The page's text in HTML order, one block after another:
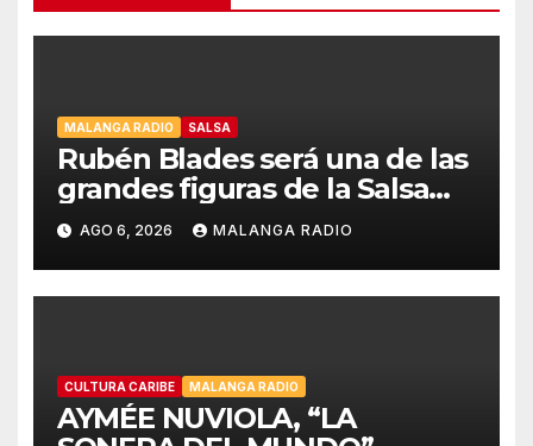
MALANGA RADIO SALSA
Rubén Blades será una de las
grandes figuras de la Salsa
Music Week de Billboard
Colombia en Cali
AGO 6, 2026 MALANGA RADIO
CULTURA CARIBE MALANGA RADIO
AYMÉE NUVIOLA, “LA